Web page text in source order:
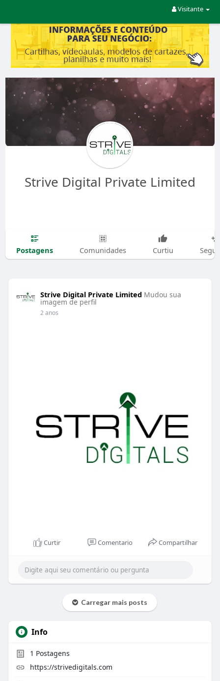
Visitante
Strive Digital Private Limited
Postagens Comunidades Curtiu
Strive Digital Private Limited Mudou sua
imagem de perfil
2 anos
Curtir Comentario Compartilhar
Carregar mais posts
Info
1 Postagens
https://strivedigitals.com